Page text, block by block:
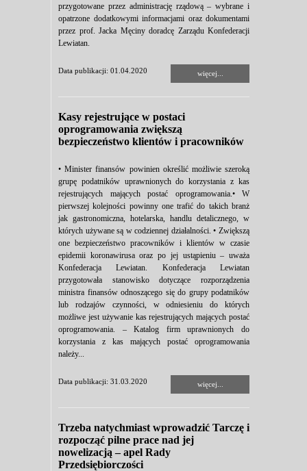
przygotowane przez administrację rządową – wybrane i
opatrzone dodatkowymi informacjami oraz dokumentami
przez prof. Jacka Męciny doradcę Zarządu Konfederacji
Lewiatan.
Data publikacji: 01.04.2020 więcej...
Kasy rejestrujące w postaci
oprogramowania zwiększą
bezpieczeństwo klientów i pracowników
• Minister finansów powinien określić możliwie szeroką
grupę podatników uprawnionych do korzystania z kas
rejestrujących mających postać oprogramowania.• W
pierwszej kolejności powinny one trafić do takich branż
jak gastronomiczna, hotelarska, handlu detalicznego, w
których używane są w codziennej działalności. • Zwiększą
one bezpieczeństwo pracowników i klientów w czasie
epidemii koronawirusa oraz po jej ustąpieniu – uważa
Konfederacja Lewiatan. Konfederacja Lewiatan
przygotowała stanowisko dotyczące rozporządzenia
ministra finansów odnoszącego się do grupy podatników
lub rodzajów czynności, w odniesieniu do których
możliwe jest używanie kas rejestrujących mających postać
oprogramowania. – Katalog firm uprawnionych do
korzystania z kas mających postać oprogramowania
należy...
Data publikacji: 31.03.2020 więcej...
Trzeba natychmiast wprowadzić Tarczę i
rozpocząć pilne prace nad jej
nowelizacją – apel Rady
Przedsiębiorczości